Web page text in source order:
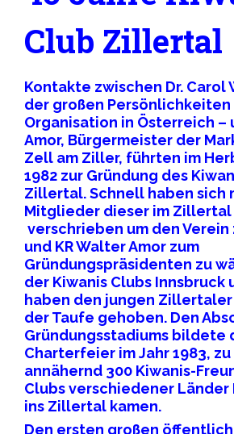
Club Zillertal
Kontakte zwischen Dr. Carol
der großen Persönlichkeiten
Organisation in Österreich –
Amor, Bürgermeister der
Zell am Ziller, führten im
1982 zur Gründung des
Zillertal. Schnell haben sich
Mitglieder dieser im Zillertal
verschrieben um den
und KR Walter Amor zum
Gründungspräsidenten zu
der Kiwanis Clubs Innsbruck
haben den jungen Zillertaler
der Taufe gehoben. Den
Gründungsstadiums bildete
Charterfeier im Jahr 1983,
annähernd 300 Kiwanis-
Clubs verschiedener
ins Zillertal kamen.
Den ersten großen